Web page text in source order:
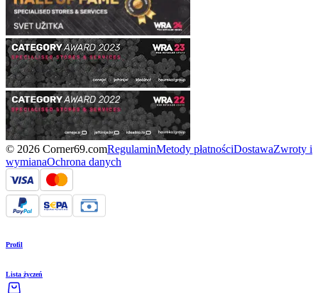
© 2026 Corner69.comRegulaminMetody płatnościDostawaZwroty i
wymianaOchrona danych
Profil
Lista życzeń